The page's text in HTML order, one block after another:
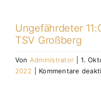
Ungefährdeter
TSV Großberg
Von Administrator 1.
2022
Kommentare